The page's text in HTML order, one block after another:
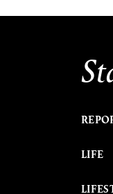
LIFE